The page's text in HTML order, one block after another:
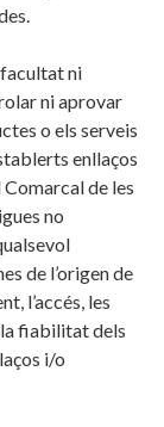
facultat ni
ni aprovar
o els serveis
enllaços
de les
no
de l’origen de
l’accés, les
fiabilitat dels
i/o